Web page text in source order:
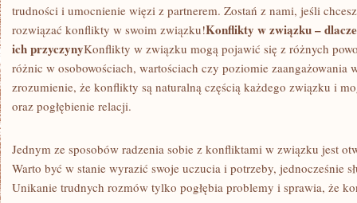
trudności i umocnienie ​więzi ‌z ‍partnerem. Zostań z nami,‌ jeśli‍
rozwiązać ‌konflikty w swoim ​związku!Konflikty​ w związku​ –
ich przyczynyKonflikty w związku mogą pojawić się z różnych
różnic w‍ osobowościach, wartościach czy poziomie zaangażowania
zrozumienie, ‍że konflikty są naturalną częścią każdego związku i‌
⁣oraz pogłębienie ⁤relacji.
Jednym ⁣ze⁤ sposobów radzenia sobie z konfliktami w związku jest
Warto być w stanie wyrazić swoje ​uczucia ‍i potrzeby, jednocześnie
Unikanie trudnych rozmów tylko pogłębia​ problemy i sprawia, że